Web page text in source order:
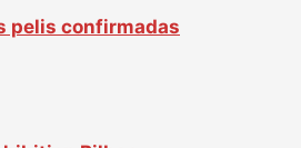
pelis confirmadas